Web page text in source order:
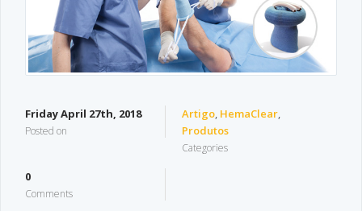
Friday April 27th, 2018
Posted on
Artigo, HemaClear,
Produtos
Categories
0
Comments